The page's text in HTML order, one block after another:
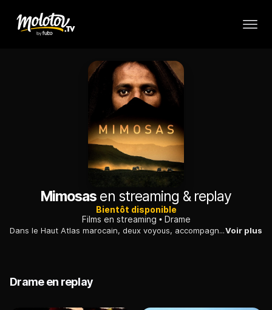
Mimosas en streaming & replay
Bientôt disponible
Films en streaming
Drame
Dans le Haut Atlas marocain, deux voyous, accompagnés d'un sage, tentent de trouver leur chemin vers une ville, qui doit être la dernière demeure d'un cheik.Voir plus
Drame en replay